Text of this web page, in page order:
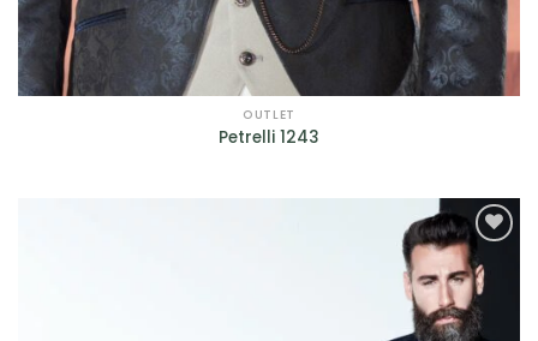
OUTLET
Petrelli 1243
AGGIUNGI
ALLA TUA
LISTA DEI
DESIDERI